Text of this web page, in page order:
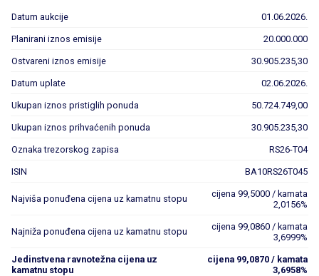
Datum aukcije 01.06.2026.
Planirani iznos emisije 20.000.000
Ostvareni iznos emisije 30.905.235,30
Datum uplate 02.06.2026.
Ukupan iznos pristiglih ponuda 50.724.749,00
Ukupan iznos prihvaćenih ponuda 30.905.235,30
Oznaka trezorskog zapisa RS26-T04
ISIN BA10RS26T045
Najviša ponuđena cijena uz kamatnu stopu
cijena 99,5000 / kamata
2,0156%
Najniža ponuđena cijena uz kamatnu stopu
cijena 99,0860 / kamata
3,6999%
Jedinstvena ravnotežna cijena uz
kamatnu stopu
cijena 99,0870 / kamata
3,6958%